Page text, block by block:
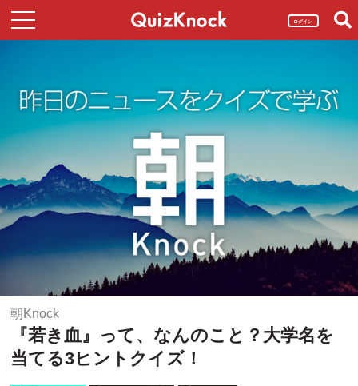
ログイン
朝Knock
『若き血』って、なんのこと？大学名を
当てる3ヒントクイズ！